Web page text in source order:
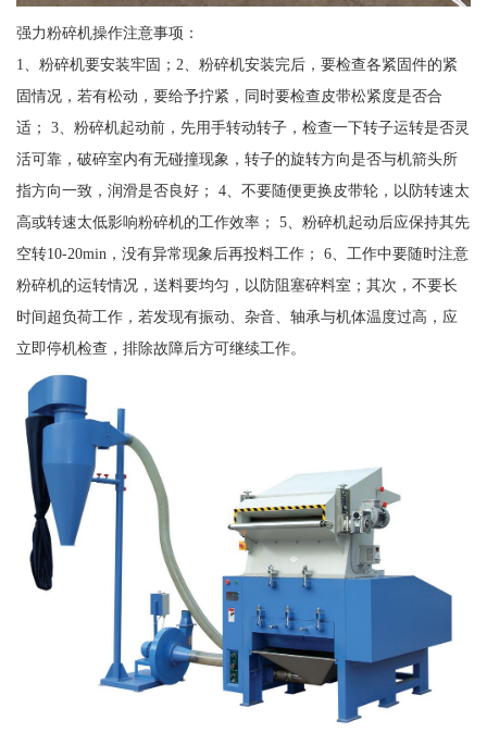
强力粉碎机操作注意事项：
1、粉碎机要安装牢固；2、粉碎机安装完后，要检查各紧固件的紧
固情况，若有松动，要给予拧紧，同时要检查皮带松紧度是否合
适； 3、粉碎机起动前，先用手转动转子，检查一下转子运转是否灵
活可靠，破碎室内有无碰撞现象，转子的旋转方向是否与机箭头所
指方向一致，润滑是否良好； 4、不要随便更换皮带轮，以防转速太
高或转速太低影响粉碎机的工作效率； 5、粉碎机起动后应保持其先
空转10-20min，没有异常现象后再投料工作； 6、工作中要随时注意
粉碎机的运转情况，送料要均匀，以防阻塞碎料室；其次，不要长
时间超负荷工作，若发现有振动、杂音、轴承与机体温度过高，应
立即停机检查，排除故障后方可继续工作。